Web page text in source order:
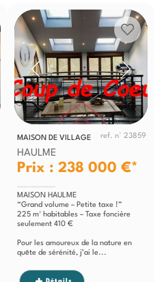
MAISON DE VILLAGE ref. n° 23859
HAULME
Prix : 238 000 €*
MAISON HAULME
“Grand volume – Petite taxe !”
225 m² habitables – Taxe foncière
seulement 410 €
Pour les amoureux de la nature en
quête de sérénité, j’ai le...